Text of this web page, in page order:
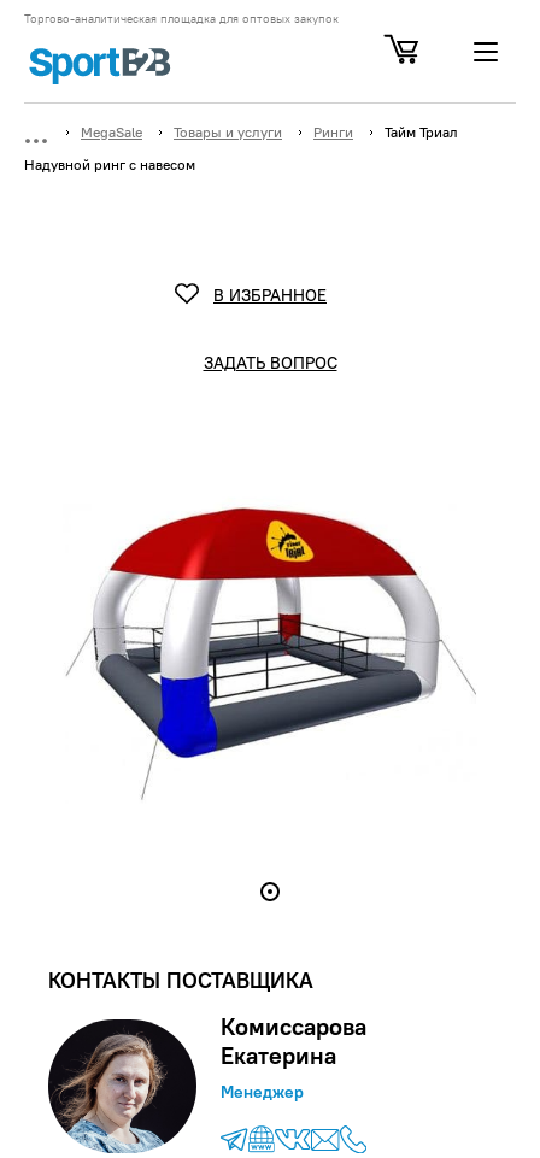
Торгово-аналитическая площадка для оптовых закупок
MegaSale Товары и услуги Ринги
Тайм Триал
Надувной ринг с навесом
В ИЗБРАННОЕ
ЗАДАТЬ ВОПРОС
КОНТАКТЫ ПОСТАВЩИКА
Комиссарова
Екатерина
Менеджер